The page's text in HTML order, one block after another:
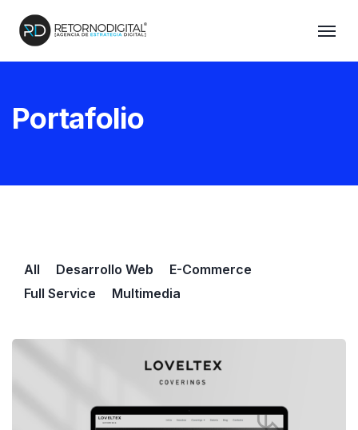
Portafolio
All Desarrollo Web
E-Commerce
Full Service
Multimedia